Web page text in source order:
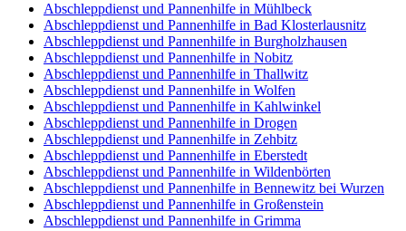
Abschleppdienst und Pannenhilfe in Mühlbeck
Abschleppdienst und Pannenhilfe in Bad Klosterlausnitz
Abschleppdienst und Pannenhilfe in Burgholzhausen
Abschleppdienst und Pannenhilfe in Nobitz
Abschleppdienst und Pannenhilfe in Thallwitz
Abschleppdienst und Pannenhilfe in Wolfen
Abschleppdienst und Pannenhilfe in Kahlwinkel
Abschleppdienst und Pannenhilfe in Drogen
Abschleppdienst und Pannenhilfe in Zehbitz
Abschleppdienst und Pannenhilfe in Eberstedt
Abschleppdienst und Pannenhilfe in Wildenbörten
Abschleppdienst und Pannenhilfe in Bennewitz bei Wurzen
Abschleppdienst und Pannenhilfe in Großenstein
Abschleppdienst und Pannenhilfe in Grimma